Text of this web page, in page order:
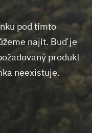
pod tímto
najít. Buď je
produkt
neexistuje.